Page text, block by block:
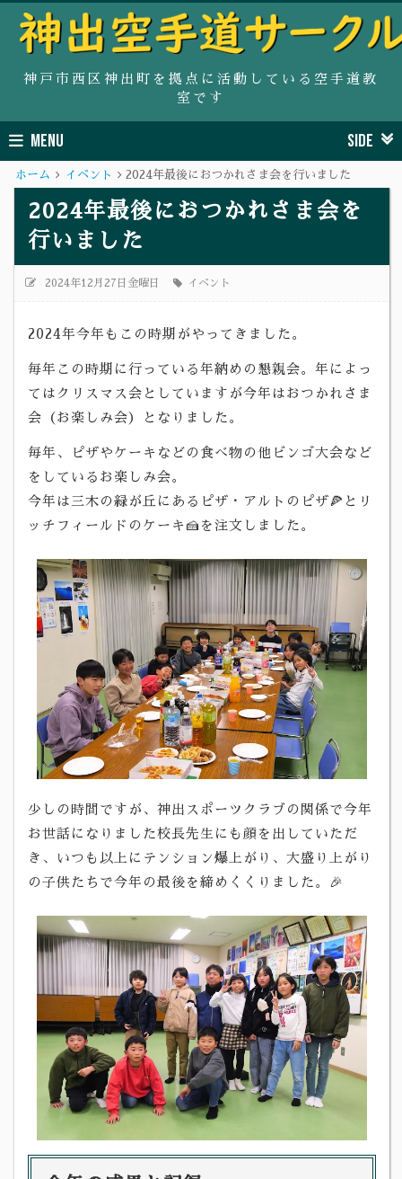
神戸市西区神出町を拠点に活動している空手道教
室です
MENU SIDE
ホーム イベント 2024年最後におつかれさま会を行いました
2024年最後におつかれさま会を
行いました
2024年12月27日金曜日 イベント
2024年今年もこの時期がやってきました。
毎年この時期に行っている年納めの懇親会。年によっ
てはクリスマス会としていますが今年はおつかれさま
会（お楽しみ会）となりました。
毎年、ピザやケーキなどの食べ物の他ビンゴ大会など
をしているお楽しみ会。
今年は三木の緑が丘にあるピザ・アルトのピザ🍕とリ
ッチフィールドのケーキ🍰を注文しました。
少しの時間ですが、神出スポーツクラブの関係で今年
お世話になりました校長先生にも顔を出していただ
き、いつも以上にテンション爆上がり、大盛り上がり
の子供たちで今年の最後を締めくくりました。🎉